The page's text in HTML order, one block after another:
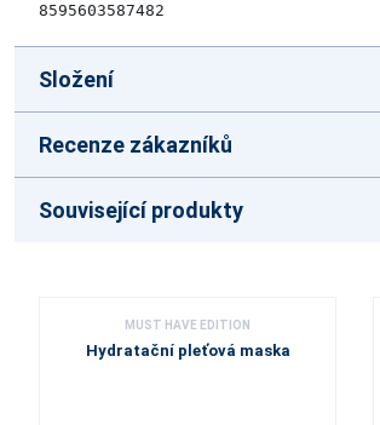
8595603587482
Složení
Recenze zákazníků
Související produkty
MUST HAVE EDITION
Hydratační pleťová maska